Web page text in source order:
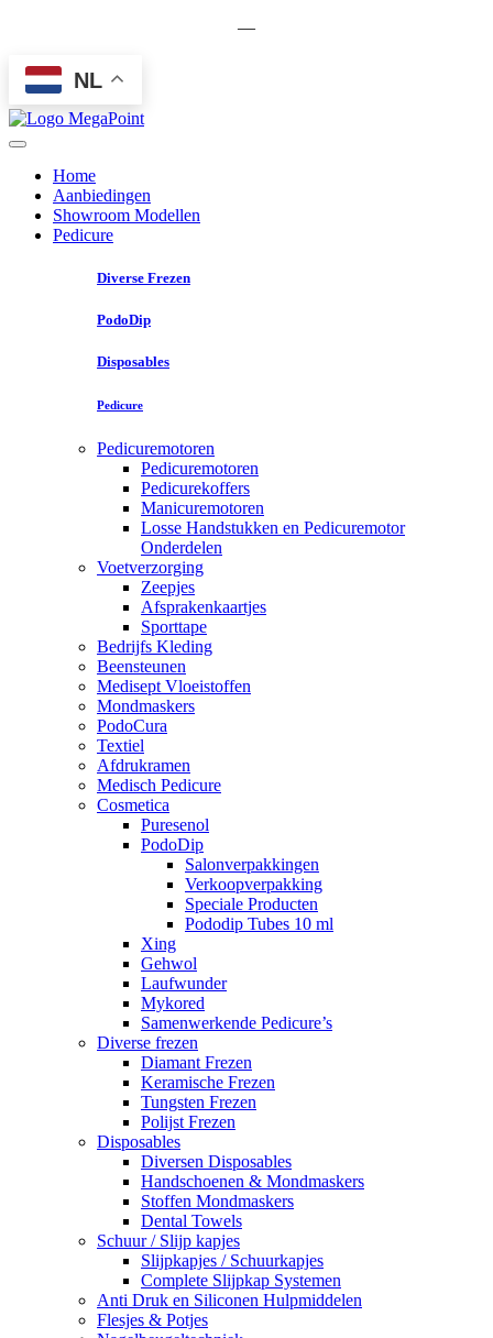
—
NL
Home
Aanbiedingen
Showroom Modellen
Pedicure
Diverse Frezen
PodoDip
Disposables
Pedicure
Pedicuremotoren
Pedicuremotoren
Pedicurekoffers
Manicuremotoren
Losse Handstukken en Pedicuremotor
Onderdelen
Voetverzorging
Zeepjes
Afsprakenkaartjes
Sporttape
Bedrijfs Kleding
Beensteunen
Medisept Vloeistoffen
Mondmaskers
PodoCura
Textiel
Afdrukramen
Medisch Pedicure
Cosmetica
Puresenol
PodoDip
Salonverpakkingen
Verkoopverpakking
Speciale Producten
Pododip Tubes 10 ml
Xing
Gehwol
Laufwunder
Mykored
Samenwerkende Pedicure’s
Diverse frezen
Diamant Frezen
Keramische Frezen
Tungsten Frezen
Polijst Frezen
Disposables
Diversen Disposables
Handschoenen & Mondmaskers
Stoffen Mondmaskers
Dental Towels
Schuur / Slijp kapjes
Slijpkapjes / Schuurkapjes
Complete Slijpkap Systemen
Anti Druk en Siliconen Hulpmiddelen
Flesjes & Potjes